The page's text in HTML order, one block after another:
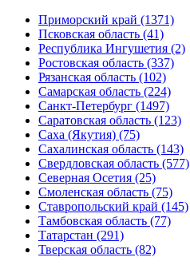
Приморский край (1371)
Псковская область (41)
Республика Ингушетия (2)
Ростовская область (337)
Рязанская область (102)
Самарская область (224)
Санкт-Петербург (1497)
Саратовская область (123)
Саха (Якутия) (75)
Сахалинская область (143)
Свердловская область (577)
Северная Осетия (25)
Смоленская область (75)
Ставропольский край (145)
Тамбовская область (77)
Татарстан (291)
Тверская область (82)